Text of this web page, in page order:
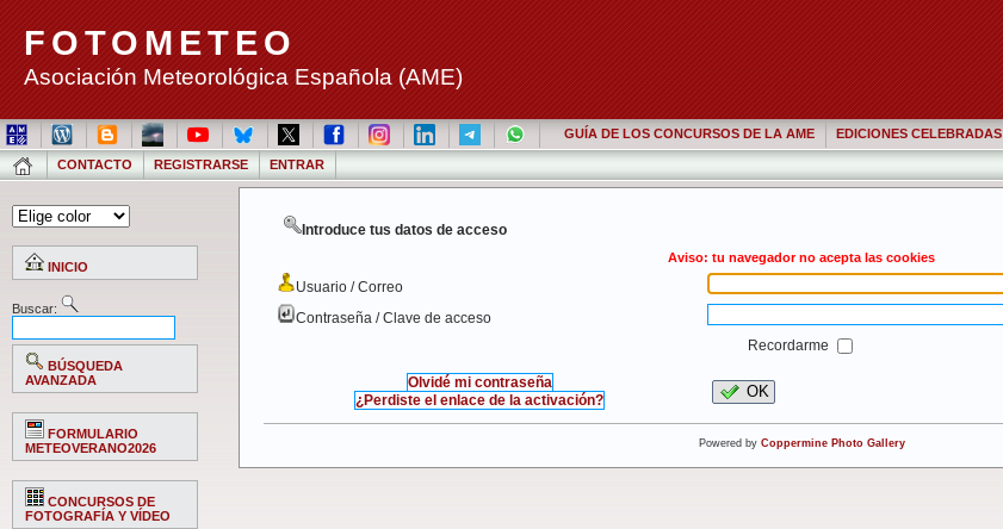
FOTOMETEO
Asociación Meteorológica Española (AME)
GUÍA DE LOS CONCURSOS DE LA AME EDICIONES CELEBRADAS
CONTACTO REGISTRARSE ENTRAR
INICIO
Buscar:
BÚSQUEDA
AVANZADA
FORMULARIO
METEOVERANO2026
CONCURSOS DE
FOTOGRAFÍA Y VÍDEO
Introduce tus datos de acceso
Aviso: tu navegador no acepta las cookies
Usuario / Correo
Contraseña / Clave de acceso
Recordarme
Olvidé mi contraseña
¿Perdiste el enlace de la activación?
OK
Powered by Coppermine Photo Gallery